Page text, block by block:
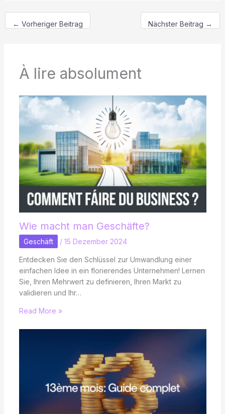
← Vorheriger Beitrag Nächster Beitrag →
À lire absolument
Wie macht man Geschäfte?
Geschäft / 15 Dezember 2024
Entdecken Sie den Schlüssel zur Umwandlung einer
einfachen Idee in ein florierendes Unternehmen! Lernen
Sie, Ihren Mehrwert zu definieren, Ihren Markt zu
validieren und Ihr…
Read More »